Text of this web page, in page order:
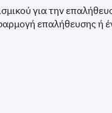
2 παραγόντων
για την
επαλήθευσης ή